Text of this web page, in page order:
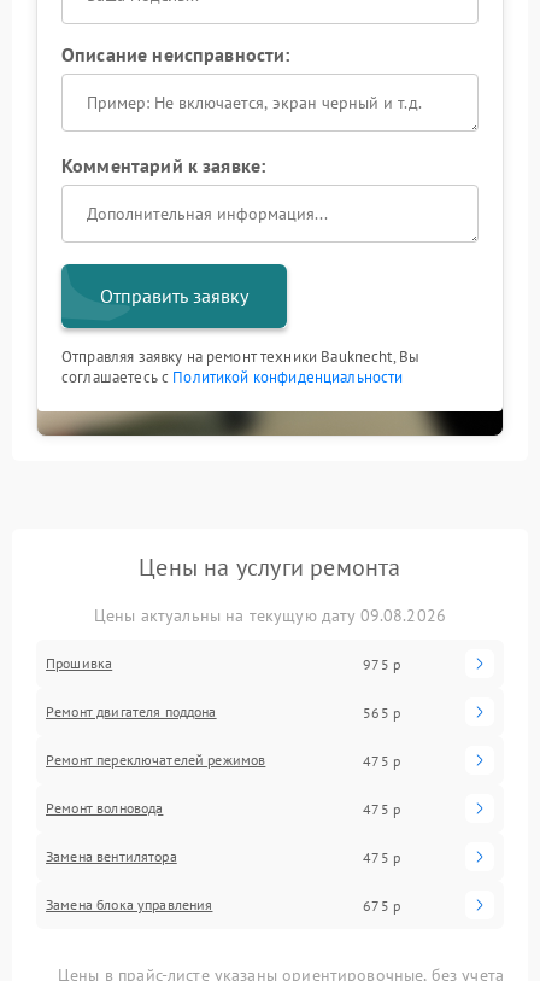
Описание неисправности:
Комментарий к заявке:
Отправить заявку
Отправляя заявку на ремонт техники Bauknecht, Вы
соглашаетесь с Политикой конфиденциальности
Цены на услуги ремонта
Цены актуальны на текущую дату 09.08.2026
Прошивка 975 р
Ремонт двигателя поддона 565 р
Ремонт переключателей режимов 475 р
Ремонт волновода 475 р
Замена вентилятора 475 р
Замена блока управления 675 р
Цены в прайс-листе указаны ориентировочные, без учета